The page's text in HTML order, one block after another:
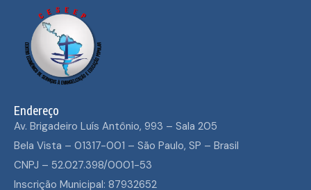
Endereço
Av. Brigadeiro Luís Antônio, 993 – Sala 205
Bela Vista – 01317-001 – São Paulo, SP – Brasil
CNPJ – 52.027.398/0001-53
Inscrição Municipal: 87932652